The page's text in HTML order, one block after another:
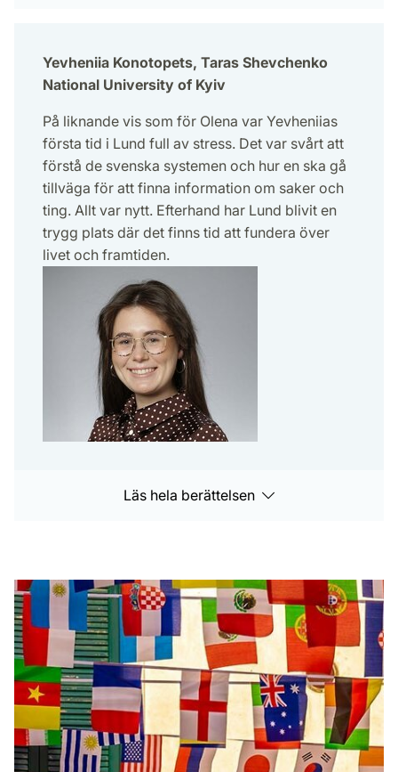
Yevheniia Konotopets, Taras Shevchenko
National University of Kyiv
På liknande vis som för Olena var Yevheniias
första tid i Lund full av stress. Det var svårt att
förstå de svenska systemen och hur en ska gå
tillväga för att finna information om saker och
ting. Allt var nytt. Efterhand har Lund blivit en
trygg plats där det finns tid att fundera över
livet och framtiden.
Läs hela berättelsen